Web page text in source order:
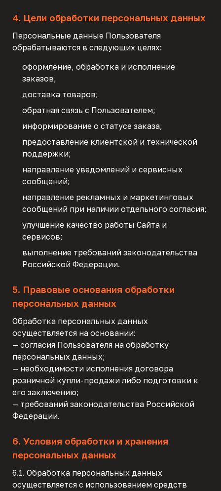
4. Цели обработки персональных данных
Персональные данные Пользователя
обрабатываются в следующих целях:
оформление, обработка и исполнение
заказов;
доставка товаров;
обратная связь с Пользователем;
информирование о статусе заказа;
предоставление клиентской и технической
поддержки;
направление уведомлений и сервисных
сообщений;
направление рекламных и маркетинговых
сообщений при наличии отдельного согласия;
улучшение качество работы Сайта и
сервисов;
выполнение требований законодательства
Российской Федерации.
5. Правовые основания обработки
персональных данных
Обработка персональных данных
осуществляется на основании:
— согласия Пользователя на обработку
персональных данных;
— необходимости исполнения договора
розничной купли-продажи либо подготовки к
его заключению;
— требований законодательства Российской
Федерации.
6. Условия обработки и хранения
персональных данных
6.1. Обработка персональных данных
осуществляется с использованием средств